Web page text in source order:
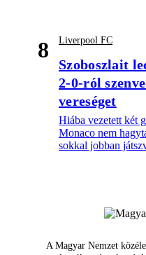
8 Liverpool FC
Szoboszlait
2-0-ról
vereséget
Hiába vezetett két
Monaco nem
sokkal jobban
A Magyar Nemzet